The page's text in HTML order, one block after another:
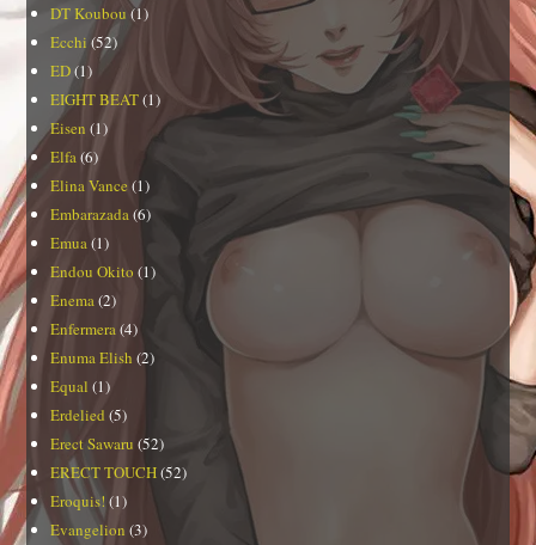
DT Koubou (1)
Ecchi(52)
ED(1)
EIGHT BEAT(1)
Eisen (1)
Elfa(6)
Elina Vance (1)
Embarazada(6)
Emua(1)
Endou Okito (1)
Enema(2)
Enfermera(4)
Enuma Elish (2)
Equal (1)
Erdelied (5)
Erect Sawaru (52)
ERECT TOUCH(52)
Eroquis! (1)
Evangelion (3)